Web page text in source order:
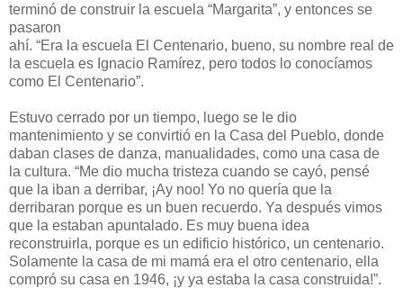
terminó de construir la escuela “Margarita”, y entonces se
pasaron
ahí. “Era la escuela El Centenario, bueno, su nombre real de
la escuela es Ignacio Ramírez, pero todos lo conocíamos
como El Centenario”.
Estuvo cerrado por un tiempo, luego se le dio
mantenimiento y se convirtió en la Casa del Pueblo, donde
daban clases de danza, manualidades, como una casa de
la cultura. “Me dio mucha tristeza cuando se cayó, pensé
que la iban a derribar, ¡Ay noo! Yo no quería que la
derribaran porque es un buen recuerdo. Ya después vimos
que la estaban apuntalado. Es muy buena idea
reconstruirla, porque es un edificio histórico, un centenario.
Solamente la casa de mi mamá era el otro centenario, ella
compró su casa en 1946, ¡y ya estaba la casa construida!”.